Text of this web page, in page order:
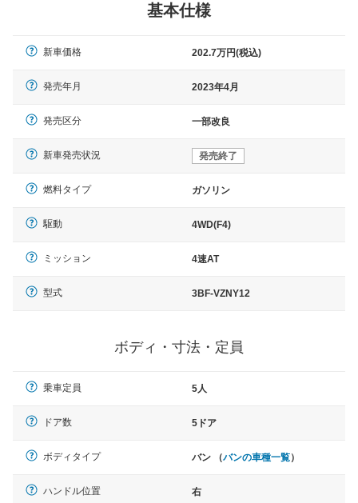
基本仕様
新車価格 202.7万円(税込)
発売年月 2023年4月
発売区分 一部改良
新車発売状況 発売終了
燃料タイプ ガソリン
駆動 4WD(F4)
ミッション 4速AT
型式 3BF-VZNY12
ボディ・寸法・定員
乗車定員 5人
ドア数 5ドア
ボディタイプ バン （バンの車種一覧）
ハンドル位置 右